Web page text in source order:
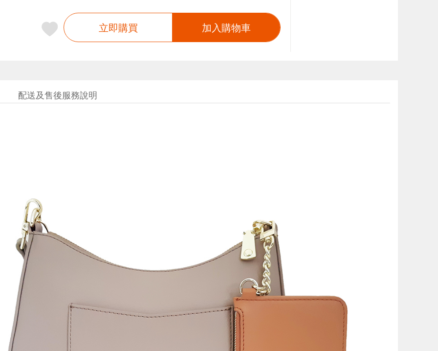
立即購買 加入購物車
配送及售後服務說明